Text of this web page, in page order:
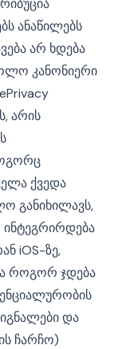
ანაწილებს
არ ხდება
კანონიერი
არის
ქვედა
განიხილავს,
iOS-ზე,
როგორ ჯდება
და
ჩარჩო)